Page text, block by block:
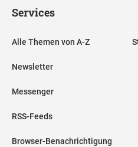
Services
Alle Themen von A-Z
Newsletter
Messenger
RSS-Feeds
Browser-Benachrichtigung